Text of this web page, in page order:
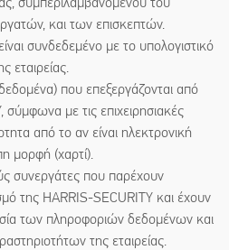
και των επισκεπτών.
συνδεδεμένο με το υπολογιστικό
εταιρείας.
που επεξεργάζονται από
με τις επιχειρησιακές
από το αν είναι ηλεκτρονική
μορφή (χαρτί).
συνεργάτες που παρέχουν
της HARRIS-SECURITY και έχουν
των πληροφοριών δεδομένων και
της εταιρείας.